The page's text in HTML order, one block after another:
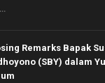
Remarks Bapak
(SBY) dalam